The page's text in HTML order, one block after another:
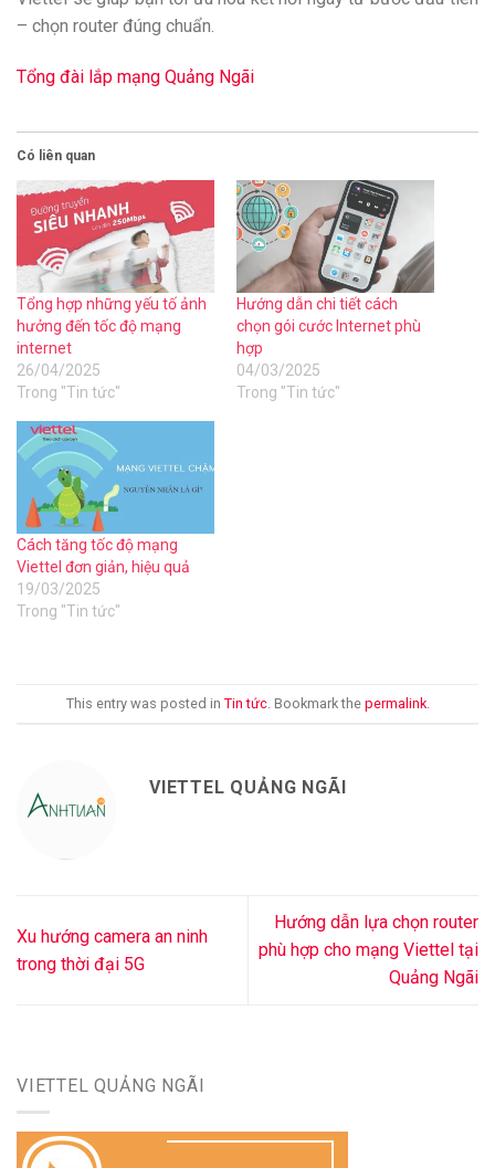
– chọn router đúng chuẩn.
Tổng đài lắp mạng Quảng Ngãi
Có liên quan
Tổng hợp những yếu tố ảnh
hưởng đến tốc độ mạng
internet
26/04/2025
Trong "Tin tức"
Hướng dẫn chi tiết cách
chọn gói cước Internet phù
hợp
04/03/2025
Trong "Tin tức"
Cách tăng tốc độ mạng
Viettel đơn giản, hiệu quả
19/03/2025
Trong "Tin tức"
This entry was posted in Tin tức. Bookmark the permalink.
VIETTEL QUẢNG NGÃI
Xu hướng camera an ninh
trong thời đại 5G
Hướng dẫn lựa chọn router
phù hợp cho mạng Viettel tại
Quảng Ngãi
VIETTEL QUẢNG NGÃI